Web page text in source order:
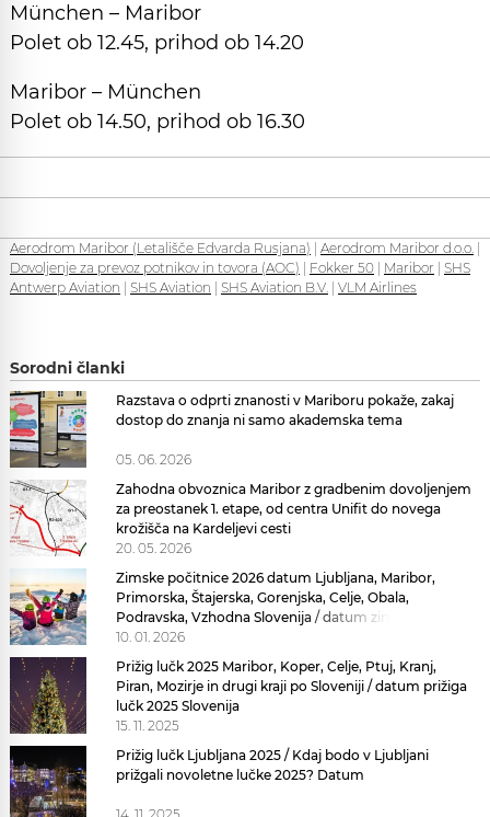
München – Maribor
Polet ob 12.45, prihod ob 14.20
Maribor – München
Polet ob 14.50, prihod ob 16.30
Aerodrom Maribor (Letališče Edvarda Rusjana) Aerodrom Maribor d.o.o.
Dovoljenje za prevoz potnikov in tovora (AOC)
Fokker 50 Maribor
SHS
Antwerp Aviation
SHS Aviation SHS Aviation B.V. VLM Airlines
Sorodni članki
Razstava o odprti znanosti v Mariboru pokaže, zakaj
dostop do znanja ni samo akademska tema
05. 06. 2026
Zahodna obvoznica Maribor z gradbenim dovoljenjem
za preostanek 1. etape, od centra Unifit do novega
krožišča na Kardeljevi cesti
20. 05. 2026
Zimske počitnice 2026 datum Ljubljana, Maribor,
Primorska, Štajerska, Gorenjska, Celje, Obala,
Podravska, Vzhodna Slovenija / datum zimske
počitnice 2026
10. 01. 2026
Prižig lučk 2025 Maribor, Koper, Celje, Ptuj, Kranj,
Piran, Mozirje in drugi kraji po Sloveniji / datum prižiga
lučk 2025 Slovenija
15. 11. 2025
Prižig lučk Ljubljana 2025 / Kdaj bodo v Ljubljani
prižgali novoletne lučke 2025? Datum